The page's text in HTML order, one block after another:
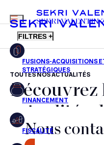
FR EN
MENU
SEKRI VALENTIN
FILTRES +
Fusions-acquisitions et
Financement
Fiscalité
TOUTES NOS ACTUALITÉS
Découvrez
actualités
nos
Nous